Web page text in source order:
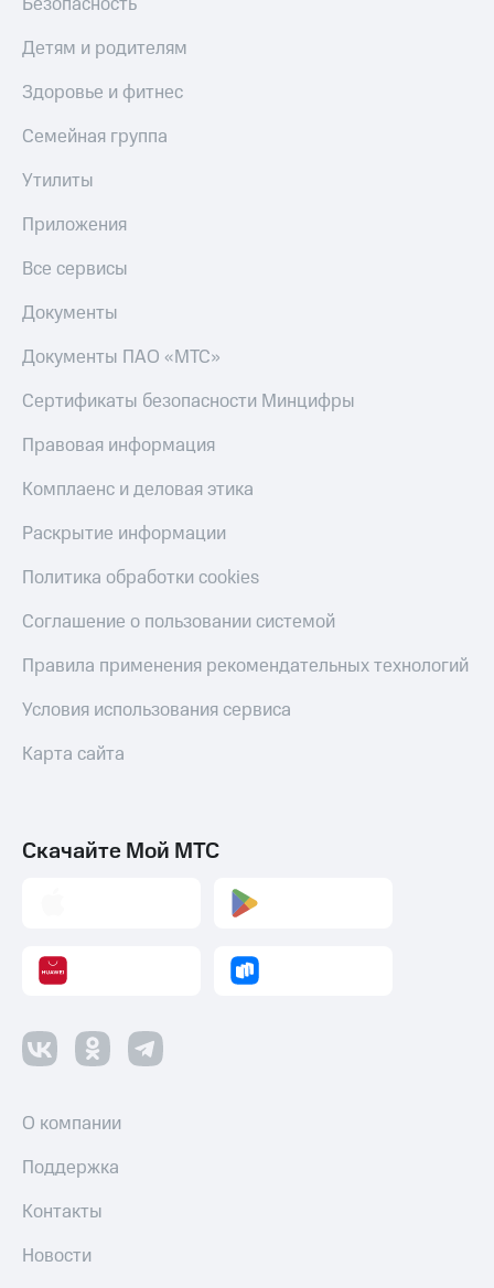
Детям и родителям
Здоровье и фитнес
Семейная группа
Утилиты
Приложения
Все сервисы
Документы
Документы ПАО «МТС»
Сертификаты безопасности Минцифры
Правовая информация
Комплаенс и деловая этика
Раскрытие информации
Политика обработки cookies
Соглашение о пользовании системой
Правила применения рекомендательных технологий
Условия использования сервиса
Карта сайта
Скачайте Мой МТС
О компании
Поддержка
Контакты
Новости